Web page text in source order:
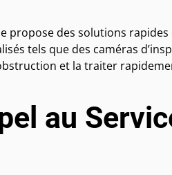
propose des solutions
tels que des caméras
et la traiter
au